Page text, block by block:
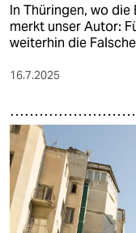
In Thüringen, wo die
merkt unser Autor:
weiterhin die
16.7.2025